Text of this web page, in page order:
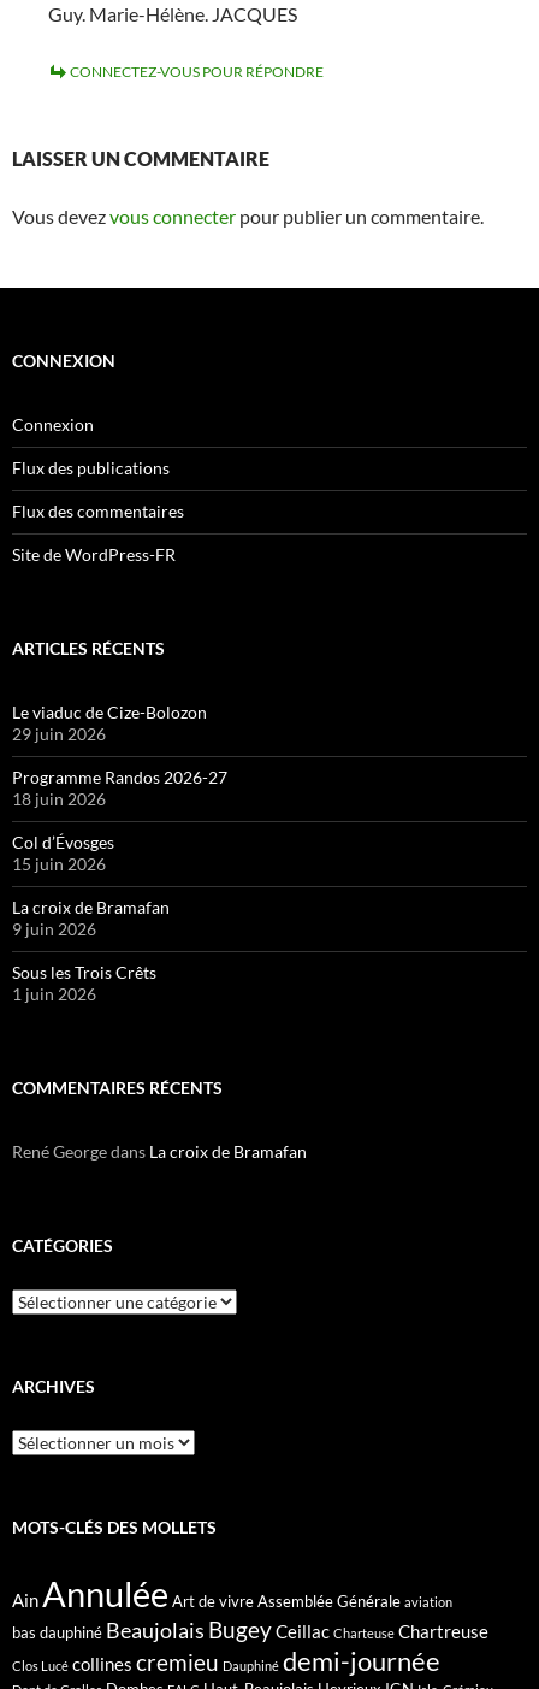
Guy. Marie-Hélène. JACQUES
CONNECTEZ-VOUS POUR RÉPONDRE
LAISSER UN COMMENTAIRE
Vous devezvous connecter pour publier un commentaire.
CONNEXION
Connexion
Flux des publications
Flux des commentaires
Site de WordPress-FR
ARTICLES RÉCENTS
Le viaduc de Cize-Bolozon
29 juin 2026
Programme Randos 2026-27
18 juin 2026
Col d’Évosges
15 juin 2026
La croix de Bramafan
9 juin 2026
Sous les Trois Crêts
1 juin 2026
COMMENTAIRES RÉCENTS
René Georgedans La croix de Bramafan
CATÉGORIES
Catégories
ARCHIVES
Archives
MOTS-CLÉS DES MOLLETS
Ain Annulée Art de vivreAssemblée Générale aviation
bas dauphiné Beaujolais BugeyCeillac Charteuse Chartreuse
Clos Lucé collines cremieu Dauphiné demi-journée